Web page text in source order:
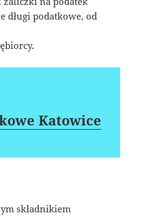
długi podatkowe, od
Katowice
składnikiem